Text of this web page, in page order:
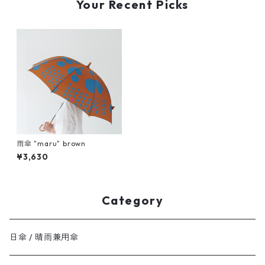
Your Recent Picks
雨傘 "maru" brown
¥3,630
Category
日傘 / 晴雨兼用傘